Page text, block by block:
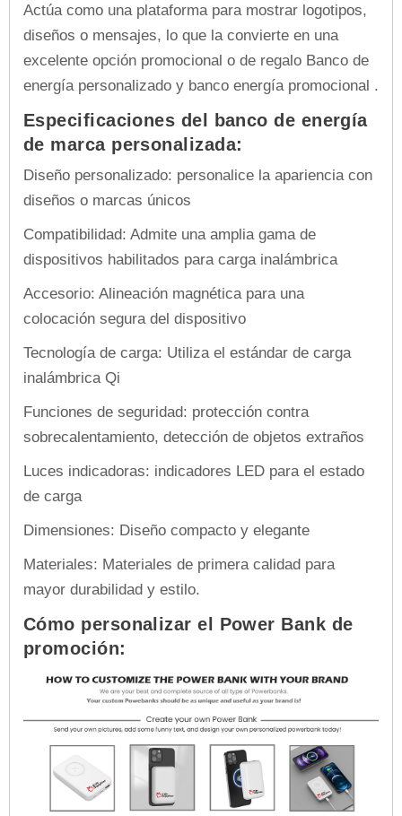
Actúa como una plataforma para mostrar logotipos,
diseños o mensajes, lo que la convierte en una
excelente opción promocional o de regalo Banco de
energía personalizado y banco energía promocional .
Especificaciones del banco de energía
de marca personalizada:
Diseño personalizado: personalice la apariencia con
diseños o marcas únicos
Compatibilidad: Admite una amplia gama de
dispositivos habilitados para carga inalámbrica
Accesorio: Alineación magnética para una
colocación segura del dispositivo
Tecnología de carga: Utiliza el estándar de carga
inalámbrica Qi
Funciones de seguridad: protección contra
sobrecalentamiento, detección de objetos extraños
Luces indicadoras: indicadores LED para el estado
de carga
Dimensiones: Diseño compacto y elegante
Materiales: Materiales de primera calidad para
mayor durabilidad y estilo.
Cómo personalizar el Power Bank de
promoción: